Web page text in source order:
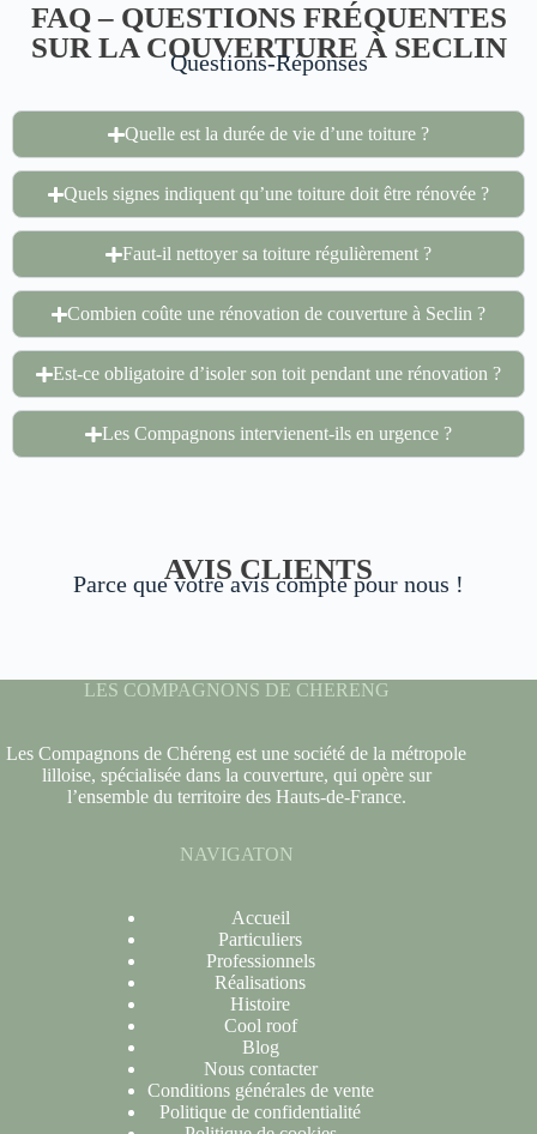
FAQ – QUESTIONS FRÉQUENTES
SUR LA COUVERTURE À SECLIN
Questions-Réponses
Quelle est la durée de vie d’une toiture ?
Quels signes indiquent qu’une toiture doit être rénovée ?
Faut-il nettoyer sa toiture régulièrement ?
Combien coûte une rénovation de couverture à Seclin ?
Est-ce obligatoire d’isoler son toit pendant une rénovation ?
Les Compagnons intervienent-ils en urgence ?
AVIS CLIENTS
Parce que votre avis compte pour nous !
LES COMPAGNONS DE CHERENG
Les Compagnons de Chéreng est une société de la métropole
lilloise, spécialisée dans la couverture, qui opère sur
l’ensemble du territoire des Hauts-de-France.
NAVIGATON
Accueil
Particuliers
Professionnels
Réalisations
Histoire
Cool roof
Blog
Nous contacter
Conditions générales de vente
Politique de confidentialité